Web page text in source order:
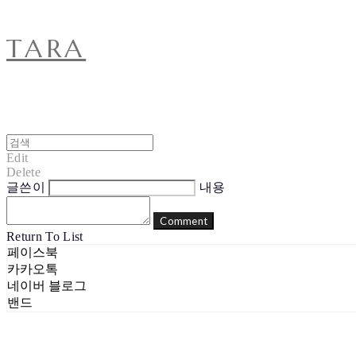
TARA
Edit
Delete
글쓴이
내용
Comment
Return To List
페이스북
카카오톡
네이버 블로그
밴드